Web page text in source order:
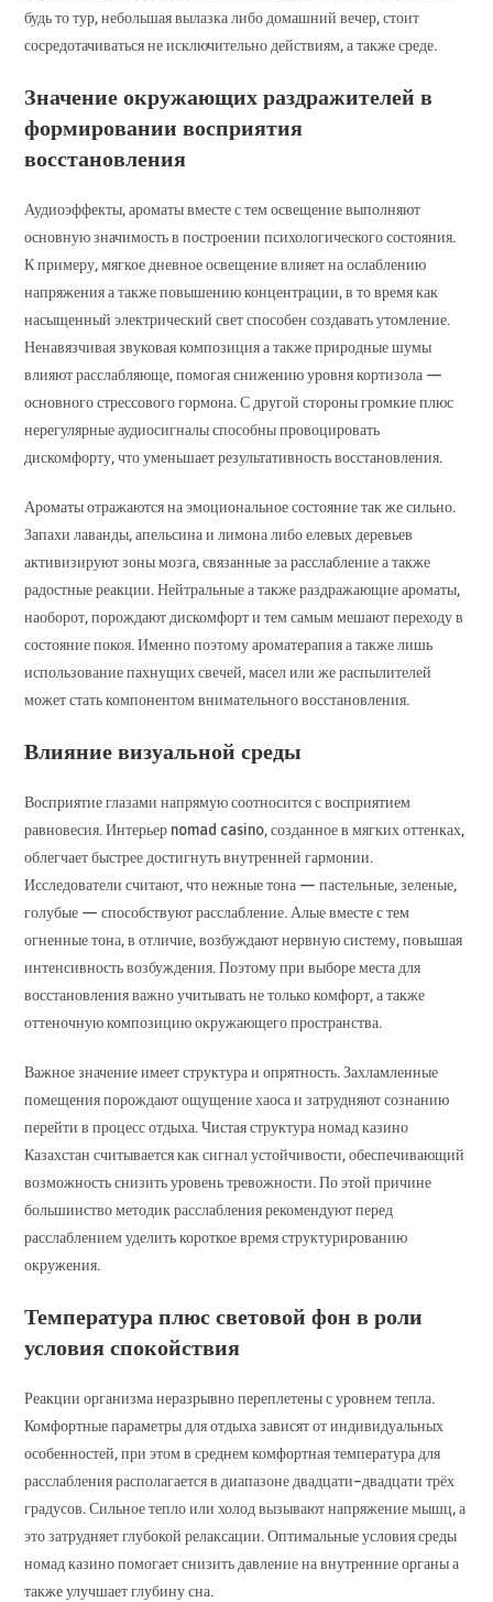
будь то тур, небольшая вылазка либо домашний вечер, стоит
сосредотачиваться не исключительно действиям, а также среде.
Значение окружающих раздражителей в
формировании восприятия
восстановления
Аудиоэффекты, ароматы вместе с тем освещение выполняют
основную значимость в построении психологического состояния.
К примеру, мягкое дневное освещение влияет на ослаблению
напряжения а также повышению концентрации, в то время как
насыщенный электрический свет способен создавать утомление.
Ненавязчивая звуковая композиция а также природные шумы
влияют расслабляюще, помогая снижению уровня кортизола —
основного стрессового гормона. С другой стороны громкие плюс
нерегулярные аудиосигналы способны провоцировать
дискомфорту, что уменьшает результативность восстановления.
Ароматы отражаются на эмоциональное состояние так же сильно.
Запахи лаванды, апельсина и лимона либо елевых деревьев
активизируют зоны мозга, связанные за расслабление а также
радостные реакции. Нейтральные а также раздражающие ароматы,
наоборот, порождают дискомфорт и тем самым мешают переходу в
состояние покоя. Именно поэтому ароматерапия а также лишь
использование пахнущих свечей, масел или же распылителей
может стать компонентом внимательного восстановления.
Влияние визуальной среды
Восприятие глазами напрямую соотносится с восприятием
равновесия. Интерьер nomad casino, созданное в мягких оттенках,
облегчает быстрее достигнуть внутренней гармонии.
Исследователи считают, что нежные тона — пастельные, зеленые,
голубые — способствуют расслабление. Алые вместе с тем
огненные тона, в отличие, возбуждают нервную систему, повышая
интенсивность возбуждения. Поэтому при выборе места для
восстановления важно учитывать не только комфорт, а также
оттеночную композицию окружающего пространства.
Важное значение имеет структура и опрятность. Захламленные
помещения порождают ощущение хаоса и затрудняют сознанию
перейти в процесс отдыха. Чистая структура номад казино
Казахстан считывается как сигнал устойчивости, обеспечивающий
возможность снизить уровень тревожности. По этой причине
большинство методик расслабления рекомендуют перед
расслаблением уделить короткое время структурированию
окружения.
Температура плюс световой фон в роли
условия спокойствия
Реакции организма неразрывно переплетены с уровнем тепла.
Комфортные параметры для отдыха зависят от индивидуальных
особенностей, при этом в среднем комфортная температура для
расслабления располагается в диапазоне двадцати–двадцати трёх
градусов. Сильное тепло или холод вызывают напряжение мышц, а
это затрудняет глубокой релаксации. Оптимальные условия среды
номад казино помогает снизить давление на внутренние органы а
также улучшает глубину сна.